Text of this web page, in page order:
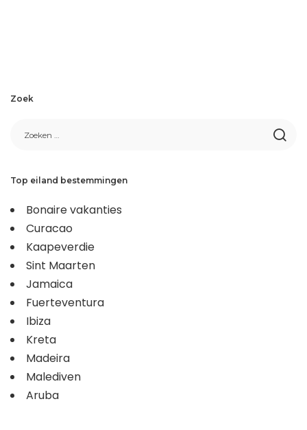
Zoek
Top eiland bestemmingen
Bonaire vakanties
Curacao
Kaapeverdie
Sint Maarten
Jamaica
Fuerteventura
Ibiza
Kreta
Madeira
Malediven
Aruba